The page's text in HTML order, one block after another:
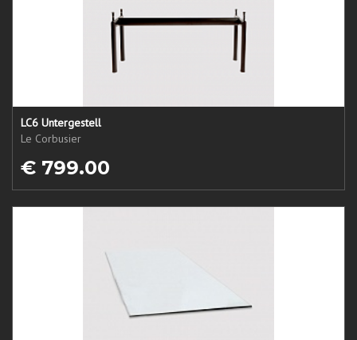
LC6 Untergestell
Le Corbusier
€ 799.00